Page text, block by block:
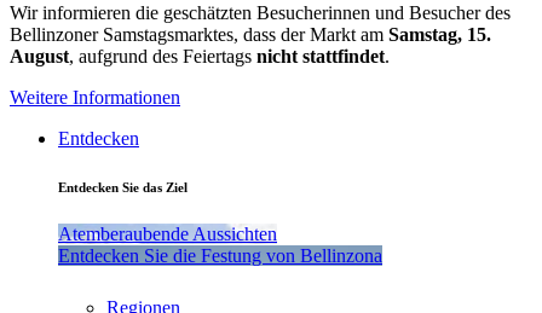
Wir informieren die geschätzten Besucherinnen und Besucher des
Bellinzoner Samstagsmarktes, dass der Markt am Samstag, 15.
August, aufgrund des Feiertags nicht stattfindet.
Weitere Informationen
Entdecken
Entdecken Sie das Ziel
Atemberaubende Aussichten
Entdecken Sie die Festung von Bellinzona
Regionen